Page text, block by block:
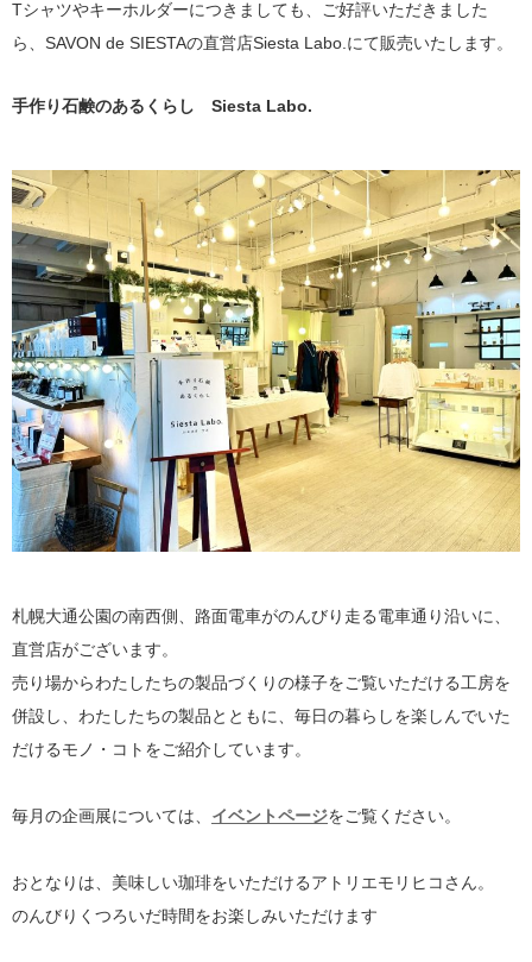
Tシャツやキーホルダーにつきましても、ご好評いただきました
ら、SAVON de SIESTAの直営店Siesta Labo.にて販売いたします。
手作り石鹸のあるくらし Siesta Labo.
札幌大通公園の南西側、路面電車がのんびり走る電車通り沿いに、
直営店がございます。
売り場からわたしたちの製品づくりの様子をご覧いただける工房を
併設し、わたしたちの製品とともに、毎日の暮らしを楽しんでいた
だけるモノ・コトをご紹介しています。
毎月の企画展については、 イベントページをご覧ください。
おとなりは、美味しい珈琲をいただけるアトリエモリヒコさん。
のんびりくつろいだ時間をお楽しみいただけます